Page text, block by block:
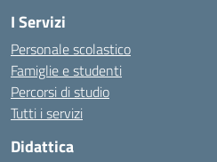
I Servizi
Personale scolastico
Famiglie e studenti
Percorsi di studio
Tutti i servizi
Didattica